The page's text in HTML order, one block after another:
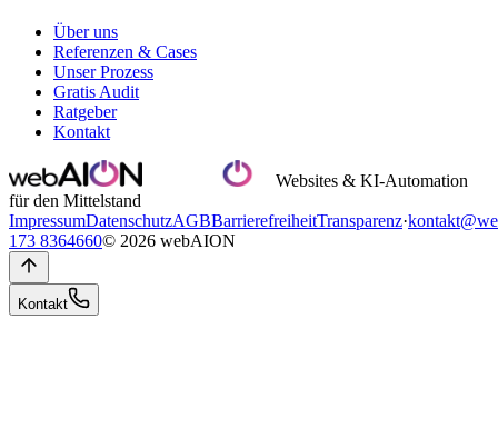
Über uns
Referenzen & Cases
Unser Prozess
Gratis Audit
Ratgeber
Kontakt
Websites & KI-Automation
für den Mittelstand
ImpressumDatenschutzAGBBarrierefreiheitTransparenz·
173 8364660© 2026 webAION
Kontakt